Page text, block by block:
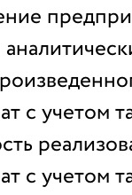
с учетом
с учетом